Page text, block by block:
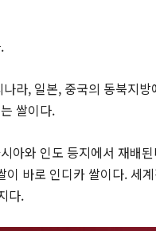
라, 일본, 중국의 동북지
쌀이다.
아와 인도 등지에서 재배
이 바로 인디카 쌀이다. 세
다.